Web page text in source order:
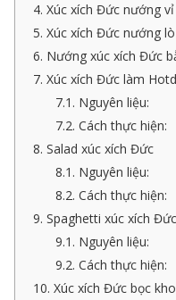
4. Xúc xích Đức nướng vỉ
5. Xúc xích Đức nướng lò
6. Nướng xúc xích Đức
7. Xúc xích Đức làm
7.1. Nguyên liệu:
7.2. Cách thực hiện:
8. Salad xúc xích Đức
8.1. Nguyên liệu:
8.2. Cách thực hiện:
9. Spaghetti xúc xích Đức
9.1. Nguyên liệu:
9.2. Cách thực hiện:
10. Xúc xích Đức bọc